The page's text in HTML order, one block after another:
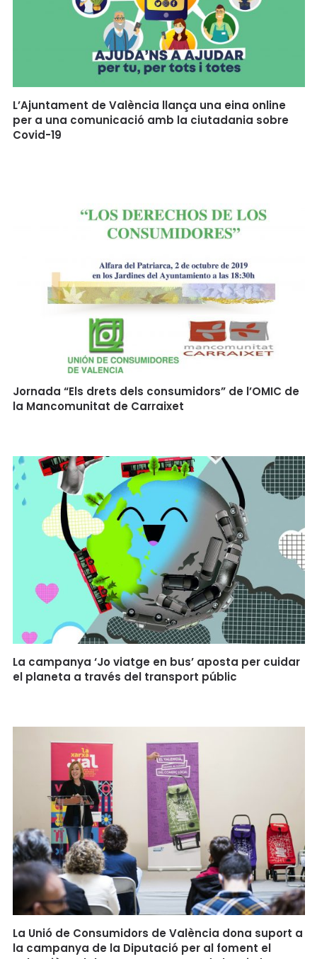
L’Ajuntament de València llança una eina online
per a una comunicació amb la ciutadania sobre
Covid-19
Jornada “Els drets dels consumidors” de l’OMIC de
la Mancomunitat de Carraixet
La campanya ‘Jo viatge en bus’ aposta per cuidar
el planeta a través del transport públic
La Unió de Consumidors de València dona suport a
la campanya de la Diputació per al foment el